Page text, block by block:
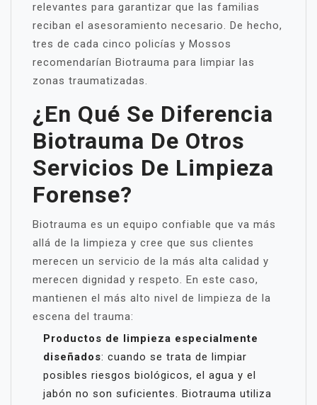
relevantes para garantizar que las familias
reciban el asesoramiento necesario. De hecho,
tres de cada cinco policías y Mossos
recomendarían Biotrauma para limpiar las
zonas traumatizadas.
¿En Qué Se Diferencia
Biotrauma De Otros
Servicios De Limpieza
Forense?
Biotrauma es un equipo confiable que va más
allá de la limpieza y cree que sus clientes
merecen un servicio de la más alta calidad y
merecen dignidad y respeto. En este caso,
mantienen el más alto nivel de limpieza de la
escena del trauma:
Productos de limpieza especialmente
diseñados: cuando se trata de limpiar
posibles riesgos biológicos, el agua y el
jabón no son suficientes. Biotrauma utiliza